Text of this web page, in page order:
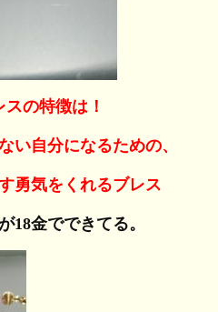
の特徴は！
い自分になるための、
勇気をくれるブレス
18金でできてる。